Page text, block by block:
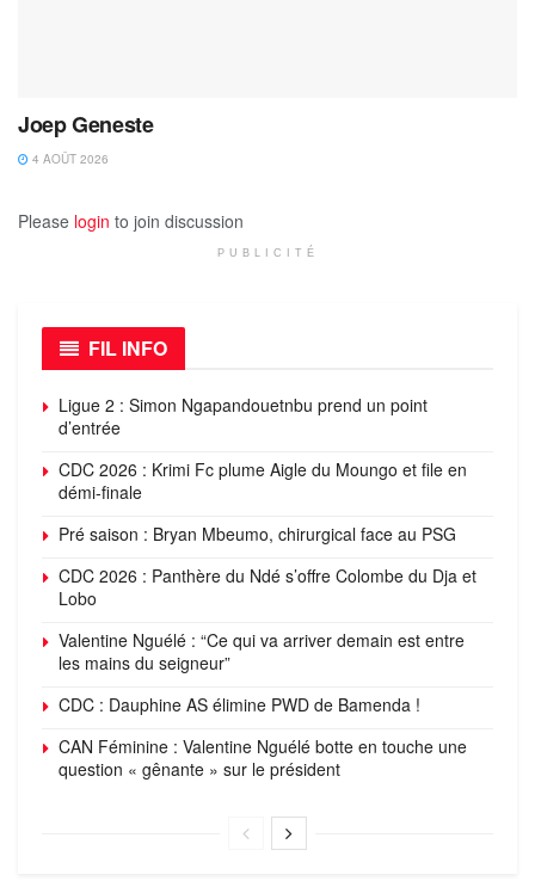
Joep Geneste
4 AOÛT 2026
Please login to join discussion
PUBLICITÉ
FIL INFO
Ligue 2 : Simon Ngapandouetnbu prend un point
d’entrée
CDC 2026 : Krimi Fc plume Aigle du Moungo et file en
démi-finale
Pré saison : Bryan Mbeumo, chirurgical face au PSG
CDC 2026 : Panthère du Ndé s’offre Colombe du Dja et
Lobo
Valentine Nguélé : “Ce qui va arriver demain est entre
les mains du seigneur”
CDC : Dauphine AS élimine PWD de Bamenda !
CAN Féminine : Valentine Nguélé botte en touche une
question « gênante » sur le président